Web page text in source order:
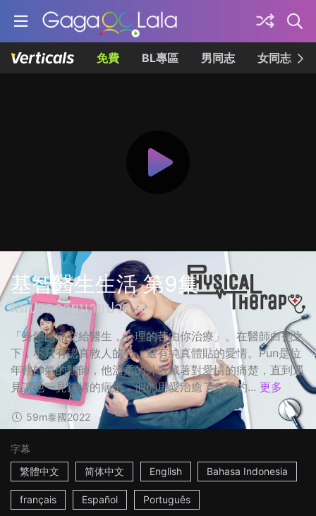
免費 BL專區 男同志 女同志
基智醫生生活 第9集
ผมปวดกายนายปวดใจ
「身體的痛交給醫生，心理的苦由你治療」。在醫師白袍之
下，不只有認真救人的心，還有純真體貼的愛情。Pun是位
年輕帥氣的醫師，他溫柔的外表藏著對愛情的痛楚，直到遇
見讓他一見鍾情的病患，他們用愛治癒了身體的... 更多
59m泰國2022
字幕
繁體中文
简体中文 English Bahasa Indonesia
français Español Português